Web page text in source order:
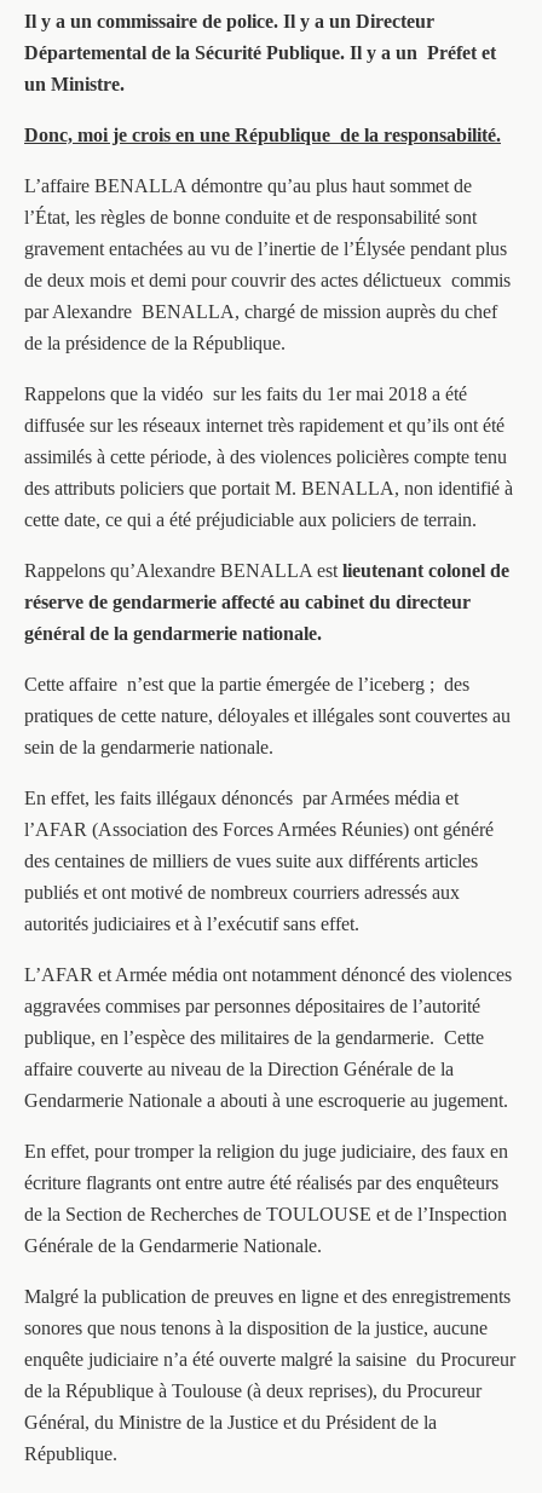
Il y a un commissaire de police. Il y a un Directeur
Départemental de la Sécurité Publique. Il y a un Préfet et
un Ministre.
Donc, moi je crois en une République de la responsabilité.
L’affaire BENALLA démontre qu’au plus haut sommet de
l’État, les règles de bonne conduite et de responsabilité sont
gravement entachées au vu de l’inertie de l’Élysée pendant plus
de deux mois et demi pour couvrir des actes délictueux commis
par Alexandre BENALLA, chargé de mission auprès du chef
de la présidence de la République.
Rappelons que la vidéo sur les faits du 1er mai 2018 a été
diffusée sur les réseaux internet très rapidement et qu’ils ont été
assimilés à cette période, à des violences policières compte tenu
des attributs policiers que portait M. BENALLA, non identifié à
cette date, ce qui a été préjudiciable aux policiers de terrain.
Rappelons qu’Alexandre BENALLA est lieutenant colonel de
réserve de gendarmerie affecté au cabinet du directeur
général de la gendarmerie nationale.
Cette affaire n’est que la partie émergée de l’iceberg ; des
pratiques de cette nature, déloyales et illégales sont couvertes au
sein de la gendarmerie nationale.
En effet, les faits illégaux dénoncés par Armées média et
l’AFAR (Association des Forces Armées Réunies) ont généré
des centaines de milliers de vues suite aux différents articles
publiés et ont motivé de nombreux courriers adressés aux
autorités judiciaires et à l’exécutif sans effet.
L’AFAR et Armée média ont notamment dénoncé des violences
aggravées commises par personnes dépositaires de l’autorité
publique, en l’espèce des militaires de la gendarmerie. Cette
affaire couverte au niveau de la Direction Générale de la
Gendarmerie Nationale a abouti à une escroquerie au jugement.
En effet, pour tromper la religion du juge judiciaire, des faux en
écriture flagrants ont entre autre été réalisés par des enquêteurs
de la Section de Recherches de TOULOUSE et de l’Inspection
Générale de la Gendarmerie Nationale.
Malgré la publication de preuves en ligne et des enregistrements
sonores que nous tenons à la disposition de la justice, aucune
enquête judiciaire n’a été ouverte malgré la saisine du Procureur
de la République à Toulouse (à deux reprises), du Procureur
Général, du Ministre de la Justice et du Président de la
République.